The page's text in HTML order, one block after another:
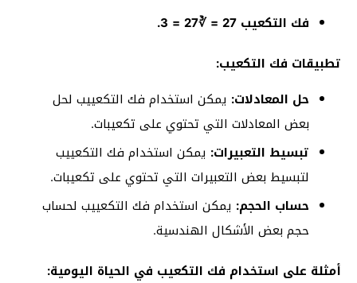
فك التكعيب 27 = ∛27 = 3.
تطبيقات فك التكعيب:
حل المعادلات: يمكن استخدام فك التكعييب لحل
بعض المعادلات التي تحتوي على تكعيبات.
تبسيط التعبيرات: يمكن استخدام فك التكعييب
لتبسيط بعض التعبيرات التي تحتوي على تكعيبات.
حساب الحجم: يمكن استخدام فك التكعييب لحساب
حجم بعض الأشكال الهندسية.
أمثلة على استخدام فك التكعيب في الحياة اليومية: